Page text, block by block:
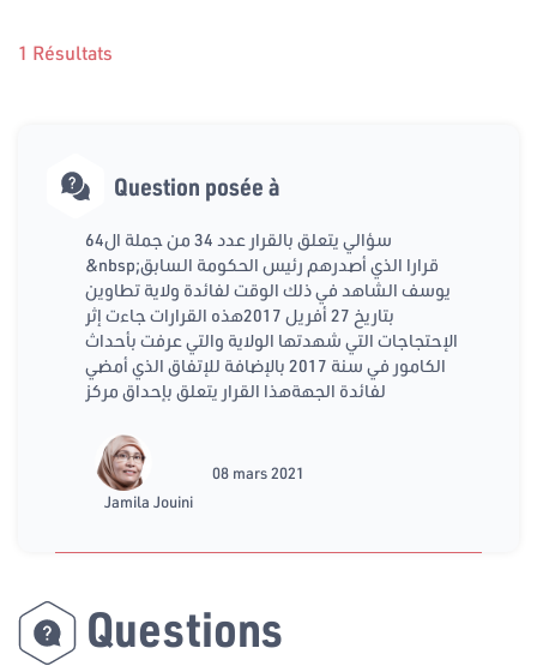
1 Résultats
Question posée à
سؤالي يتعلق بالقرار عدد 34 من جملة ال64
&nbsp;قرارا الذي أصدرهم رئيس الحكومة السابق
يوسف الشاهد في ذلك الوقت لفائدة ولاية تطاوين
بتاريخ 27 أفريل 2017هذه القرارات جاءت إثر
الإحتجاجات التي شهدتها الولاية والتي عرفت بأحداث
الكامور في سنة 2017 بالإضافة للإتفاق الذي أمضي
لفائدة الجهةهذا القرار يتعلق بإحداق مركز
Jamila Jouini
08 mars 2021
Questions